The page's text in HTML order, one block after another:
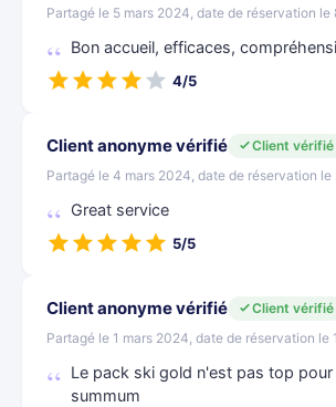
Partagé le 5 mars 2024, date de réservation le
Bon accueil, efficaces,
4/5
Client anonyme vérifié
Client vérifié
Partagé le 4 mars 2024, date de réservation
Great service
5/5
Client anonyme vérifié
Client vérifié
Partagé le 1 mars 2024, date de réservation le
Le pack ski gold n'est pas top
summum